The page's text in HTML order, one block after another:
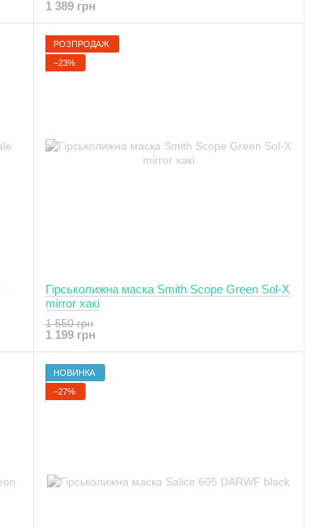
1 389 грн
РОЗПРОДАЖ
−23%
Гірськолижна маска Smith Scope Green Sol-X
mirror хакі
1 550 грн
1 199 грн
НОВИНКА
−27%